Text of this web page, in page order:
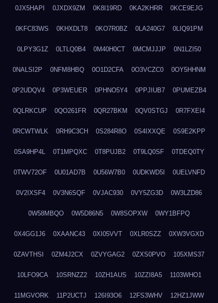
0JX5HAPI 0JXDX9ZM 0K8I19RD 0KA2KHRR 0KCE9EJG
0KFC83WS 0KHXDLT8 0KO7R0BZ 0LA240G7 0LIQ91PM
0LPY3G1Z 0LTLQ0B4 0M40H0CT 0MCMJJJP 0N1LZI50
0NALSI2P 0NFM8HBQ 0O1D2CFA 0O3VCZC0 0OY5HHNM
0P2UDQV4 0P3WEUER 0PHNO5Y4 0PPJIUB7 0PUMEZB4
0QLRKCUP 0QO261FR 0QR27BKM 0QV0STGJ 0R7FXEI4
0RCWTWLK 0RH9C3CH 0S284R8O 0S4IXXQE 0S9E2KPP
0SA9HP4L 0T1MPQXC 0T8PUJB2 0T9LQ0SF 0TDEQ0TY
0TWV72OF 0U01AD7B 0U56W7B0 0UDKWD5I 0UELVNFD
0V2IXSF4 0V3N6SQF 0VJAC930 0VY5ZG3D 0W3LZD86
0W58MBQO 0W5D86N5 0W8SOPXW 0WY1BFPQ
0X4GG1J6 0XAANC43 0XI05VVT 0XLR0SZZ 0XW3VGXD
0ZAVTHSI 0ZM4J2CX 0ZVYGAG2 0ZXS0PVO 105XMS37
10LFO9CA 10SRNZZ2 10ZH1AUS 10ZZI8A5 1103WHO1
11MGVORK 11P2UCTJ 126I93O6 12FS3WHV 12HZ1JWW